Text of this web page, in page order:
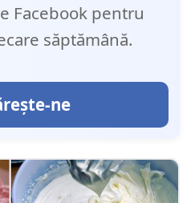
Facebook pentru
săptămână.
ne